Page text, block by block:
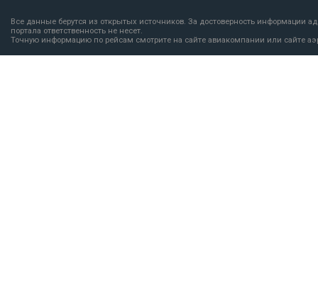
Все данные берутся из открытых источников. За достоверность информации
портала ответственность не несет.
Точную информацию по рейсам смотрите на сайте авиакомпании или сайте